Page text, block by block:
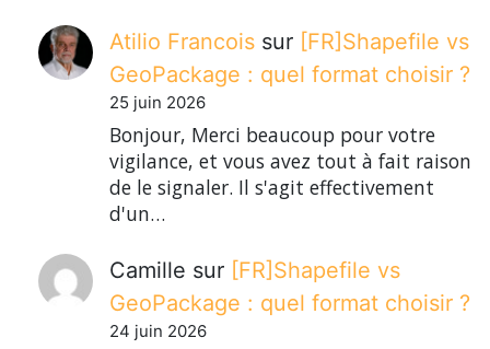
Atilio Francois sur [FR]Shapefile vs
GeoPackage : quel format choisir ?
25 juin 2026
Bonjour, Merci beaucoup pour votre
vigilance, et vous avez tout à fait raison
de le signaler. Il s'agit effectivement
d'un…
Camille sur [FR]Shapefile vs
GeoPackage : quel format choisir ?
24 juin 2026